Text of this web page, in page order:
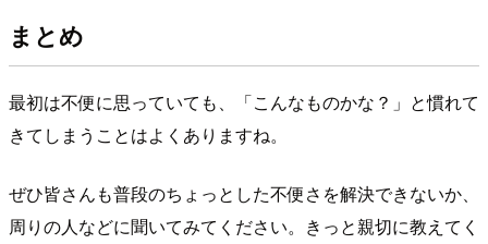
まとめ
最初は不便に思っていても、「こんなものかな？」と慣れて
きてしまうことはよくありますね。
ぜひ皆さんも普段のちょっとした不便さを解決できないか、
周りの人などに聞いてみてください。きっと親切に教えてく